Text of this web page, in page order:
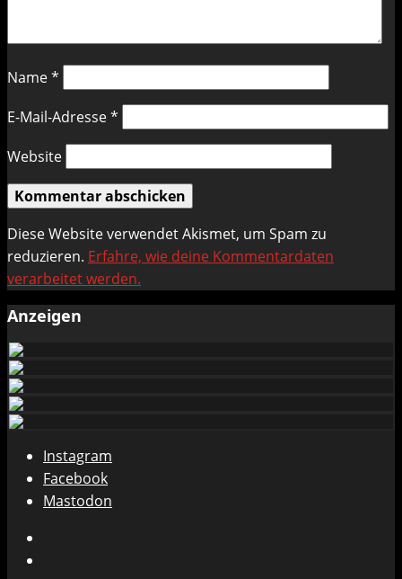
Name*
E-Mail-Adresse*
Website
Diese Website verwendet Akismet, um Spam zu
reduzieren. Erfahre, wie deine Kommentardaten
verarbeitet werden.
Anzeigen
Instagram
Facebook
Mastodon